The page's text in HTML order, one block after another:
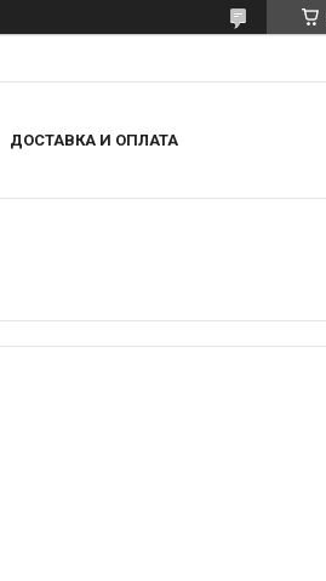
ДОСТАВКА И ОПЛАТА